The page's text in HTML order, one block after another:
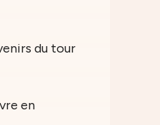
du tour
en